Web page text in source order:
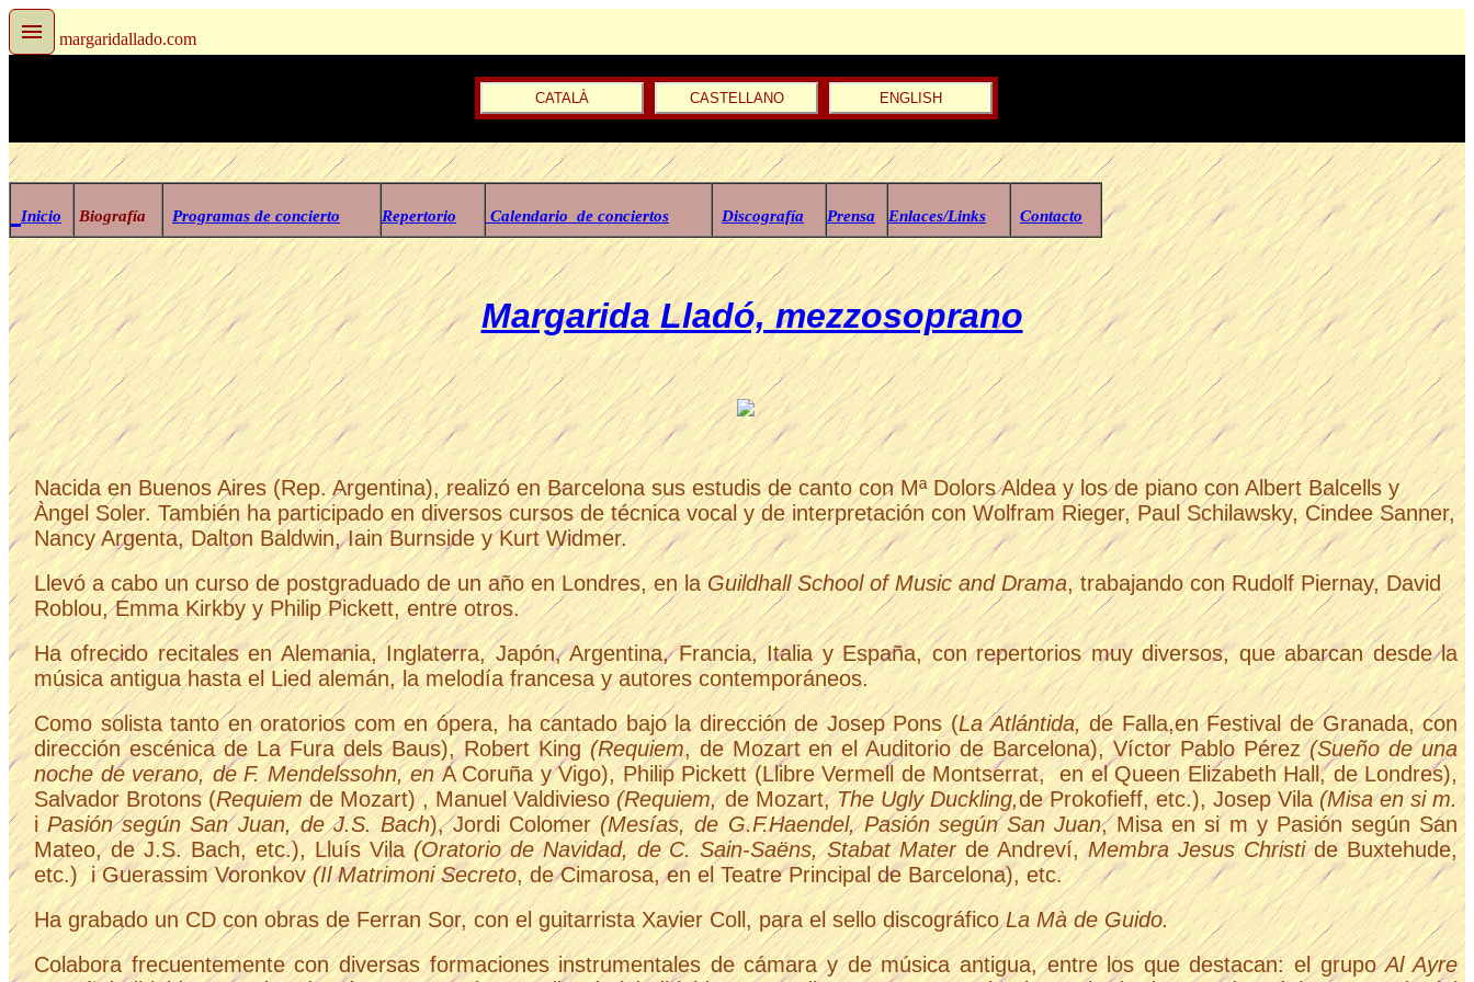
margaridallado.com
CATALÀ CASTELLANO ENGLISH
Inicio Biografía Programas de concierto Repertorio Calendario de conciertos Discografía Prensa Enlaces/Links Contacto
Margarida Lladó, mezzosoprano
Nacida en Buenos Aires (Rep. Argentina), realizó en Barcelona sus estudis de canto con Mª Dolors Aldea y los de piano con Albert Balcells y
Àngel Soler. También ha participado en diversos cursos de técnica vocal y de interpretación con Wolfram Rieger, Paul Schilawsky, Cindee Sanner,
Nancy Argenta, Dalton Baldwin, Iain Burnside y Kurt Widmer.
Llevó a cabo un curso de postgraduado de un año en Londres, en laGuildhall School of Music and Drama, trabajando con Rudolf Piernay, David
Roblou, Emma Kirkby y Philip Pickett, entre otros.
Ha ofrecido recitales en Alemania, Inglaterra, Japón, Argentina, Francia, Italia y España, con repertorios muy diversos, que abarcan desdela
músicaantigua hasta el Lied alemán, la melodía francesa y autores contemporáneos.
Como solista tanto en oratorios com en ópera, ha cantado bajo la dirección deJosep Pons(La Atlántida,de Falla,enFestivalde Granada, con
dirección escénica de La Fura dels Baus), Robert King(Requiem, de Mozart en elAuditorio de Barcelona),Víctor PabloPérez(Sueño de una
noche de verano, de F. Mendelssohn, enA Coruña y Vigo), Philip Pickett (Llibre Vermell de Montserrat, en el Queen Elizabeth Hall, de Londres),
Salvador Brotons (Requiemde Mozart) ,Manuel Valdivieso (Requiem,de Mozart,The Ugly Duckling,de Prokofieff, etc.), Josep Vila (Misa en si m.
iPasión según San Juan, de J.S. Bach),Jordi Colomer (Mesías, de G.F.Haendel, Pasión según San Juan, Misa en si m y Pasión según San
Mateo, de J.S. Bach, etc.),Lluís Vila (Oratorio de Navidad, de C. Sain-Saëns, Stabat Materde Andreví,Membra Jesus Christide Buxtehude,
etc.) i Guerassim Voronkov(Il Matrimoni Secreto, de Cimarosa, en el Teatre Principal de Barcelona), etc.
Ha grabado un CD con obras de Ferran Sor, con el guitarristaXavier Coll, para el sello discográficoLa Mà de Guido.
Colabora frecuentemente con diversas formaciones instrumentales de cámara y de música antigua, entre los que destacan: el grupoAl Ayre